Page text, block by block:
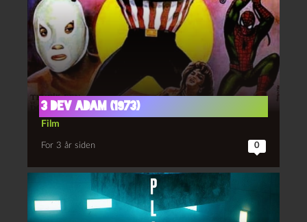
3 dev Adam (1973)
Film
For 3 år siden 0